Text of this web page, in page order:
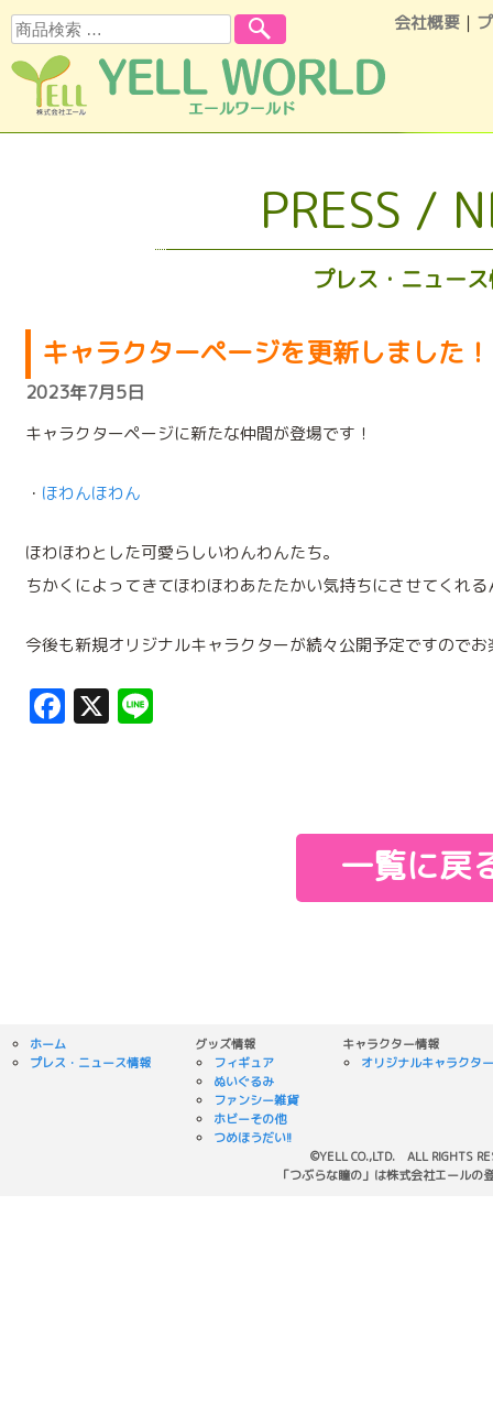
会社概要 ｜
検索
PRESS /
プレス・ニュー
キャラクターページを更新しました！
2023年7月5日
キャラクターページに新たな仲間が登場です！
・ ほわんほわん
ほわほわとした可愛らしいわんわんたち。
ちかくによってきてほわほわあたたかい気持ちにさせてくれ
今後も新規オリジナルキャラクターが続々公開予定ですのでお
Facebook
X Line
一覧に戻
ホーム
プレス・ニュース情報
グッズ情報
フィギュア
ぬいぐるみ
ファンシー雑貨
ホビーその他
つめほうだい!!
キャラクター情報
オリジナルキャラクター
©YELL CO.,LTD. ALL RIGHTS
「つぶらな瞳の」は株式会社エールの